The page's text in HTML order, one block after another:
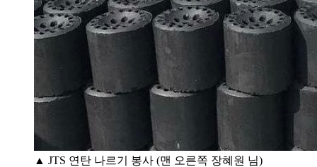
▲ JTS 연탄 나르기 봉사 (맨 오른쪽 장혜원 님)